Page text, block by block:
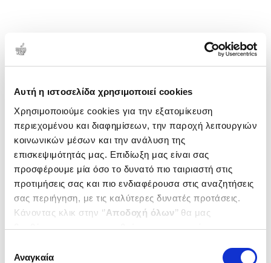
Αυτή η ιστοσελίδα χρησιμοποιεί cookies
Χρησιμοποιούμε cookies για την εξατομίκευση
περιεχομένου και διαφημίσεων, την παροχή λειτουργιών
κοινωνικών μέσων και την ανάλυση της
επισκεψιμότητάς μας. Επιδίωξη μας είναι σας
προσφέρουμε μία όσο το δυνατό πιο ταιριαστή στις
προτιμήσεις σας και πιο ενδιαφέρουσα στις αναζητήσεις
σας περιήγηση, με τις καλύτερες δυνατές προτάσεις.
Κάνοντας κλικ στην ‘’Αποδοχή όλων’’ θα μας
βοηθήσετε να ανταποκριθούμε στα παραπάνω.
ενδιαφέρουν και να επιλέξετε από τα παρακάτω με την
συγκατάθεσης
Αναγκαία
1-1 από 1 προϊόντα
Δημοτικότητα